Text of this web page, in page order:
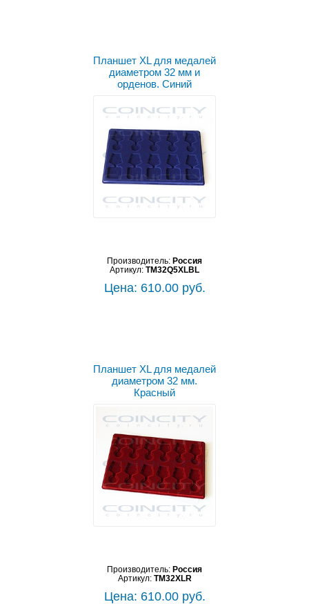
Планшет XL для медалей
диаметром 32 мм и
орденов. Синий
Производитель: Россия
Артикул: TM32Q5XLBL
Цена: 610.00 руб.
Планшет XL для медалей
диаметром 32 мм.
Красный
Производитель: Россия
Артикул: TM32XLR
Цена: 610.00 руб.